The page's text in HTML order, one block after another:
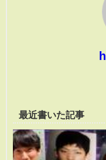
最近書いた記事